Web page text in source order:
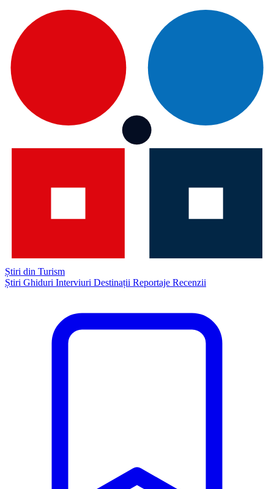
Știri din Turism
Știri Ghiduri Interviuri Destinații Reportaje Recenzii